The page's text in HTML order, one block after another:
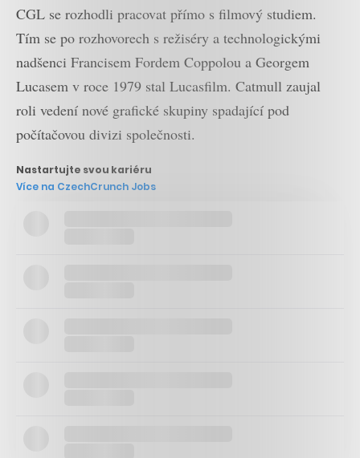
CGL se rozhodli pracovat přímo s filmový studiem.
Tím se po rozhovorech s režiséry a technologickými
nadšenci Francisem Fordem Coppolou a Georgem
Lucasem v roce 1979 stal Lucasfilm. Catmull zaujal
roli vedení nové grafické skupiny spadající pod
počítačovou divizi společnosti.
Nastartujte svou kariéru
Více na CzechCrunch Jobs